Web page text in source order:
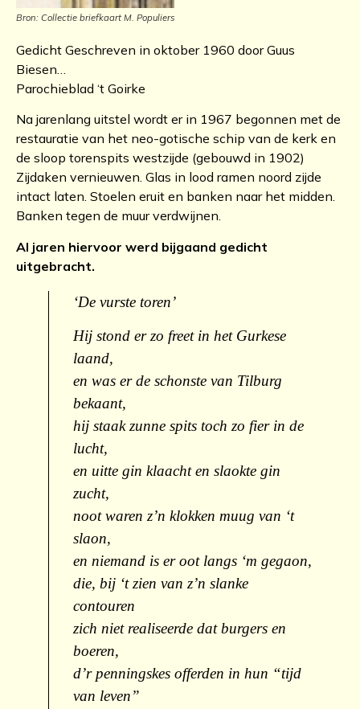
Bron: Collectie briefkaart M. Populiers
Gedicht Geschreven in oktober 1960 door Guus
Biesen…
Parochieblad ‘t Goirke
Na jarenlang uitstel wordt er in 1967 begonnen met de
restauratie van het neo-gotische schip van de kerk en
de sloop torenspits westzijde (gebouwd in 1902)
Zijdaken vernieuwen. Glas in lood ramen noord zijde
intact laten. Stoelen eruit en banken naar het midden.
Banken tegen de muur verdwijnen.
Al jaren hiervoor werd bijgaand gedicht
uitgebracht.
‘De vurste toren’
Hij stond er zo freet in het Gurkese
laand,
en was er de schonste van Tilburg
bekaant,
hij staak zunne spits toch zo fier in de
lucht,
en uitte gin klaacht en slaokte gin
zucht,
noot waren z’n klokken muug van ‘t
slaon,
en niemand is er oot langs ‘m gegaon,
die, bij ‘t zien van z’n slanke
contouren
zich niet realiseerde dat burgers en
boeren,
d’r penningskes offerden in hun “tijd
van leven”